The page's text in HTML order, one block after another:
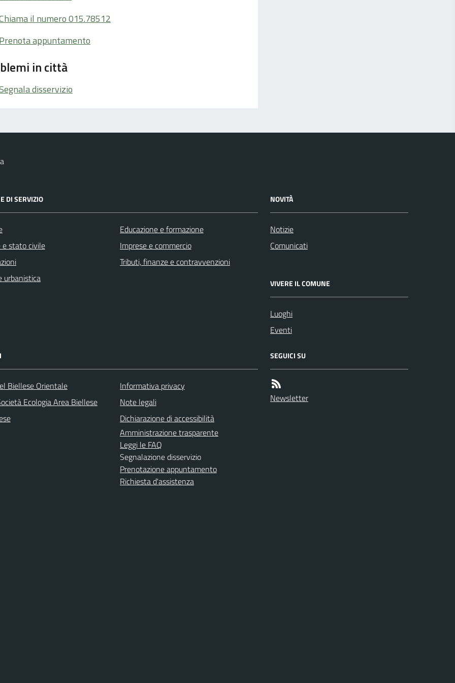
il numero 015.78512
appuntamento
in città
disservizio
DI SERVIZIO
e stato civile
urbanistica
Educazione e formazione
Imprese e commercio
Tributi, finanze e contravvenzioni
NOVITÀ
Notizie
Comunicati
VIVERE IL COMUNE
Luoghi
Eventi
Biellese Orientale
Ecologia Area Biellese
Informativa privacy
Note legali
Dichiarazione di accessibilità
Amministrazione trasparente
Leggi le FAQ
Segnalazione disservizio
Prenotazione appuntamento
Richiesta d'assistenza
SEGUICI SU
Newsletter